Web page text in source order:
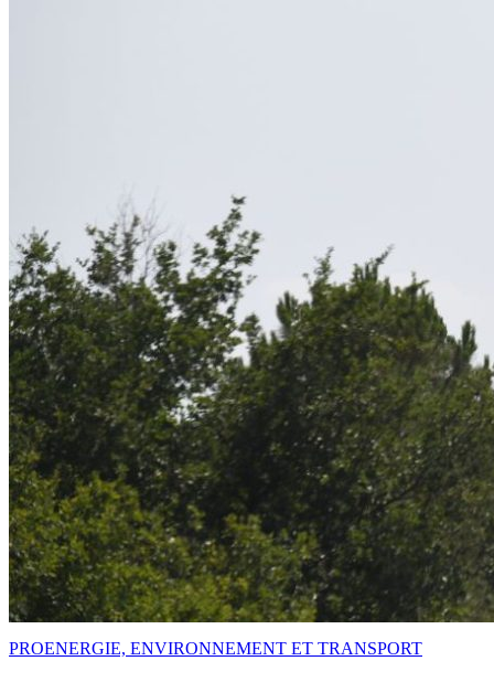
PROENERGIE, ENVIRONNEMENT ET TRANSPORT